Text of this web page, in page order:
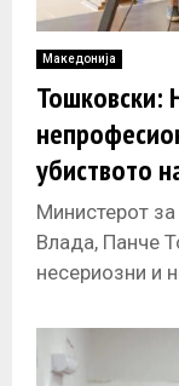
Македонија
Тошковски:
убиството
Министерот
Влада, Панче
несериозни и